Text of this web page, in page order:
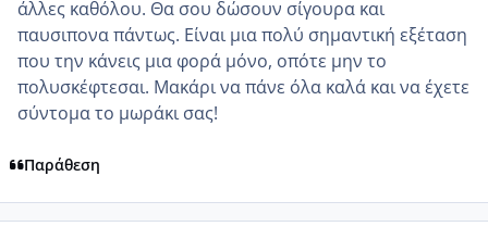
άλλες καθόλου. Θα σου δώσουν σίγουρα και
παυσιπονα πάντως. Είναι μια πολύ σημαντική εξέταση
που την κάνεις μια φορά μόνο, οπότε μην το
πολυσκέφτεσαι. Μακάρι να πάνε όλα καλά και να έχετε
σύντομα το μωράκι σας!
Παράθεση